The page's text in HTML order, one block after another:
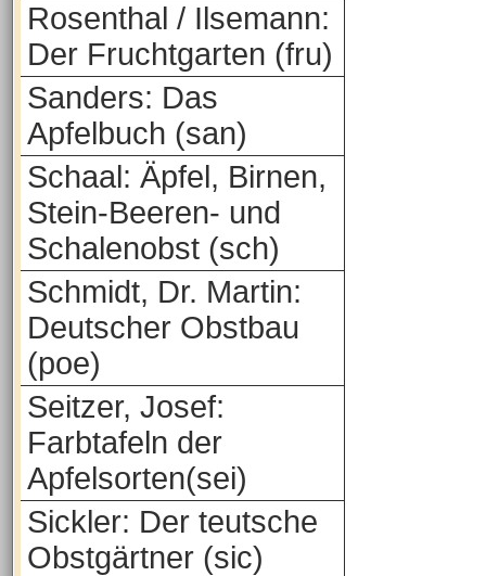
Rosenthal / Ilsemann:
Der Fruchtgarten (fru)
Sanders: Das
Apfelbuch (san)
Schaal: Äpfel, Birnen,
Stein-Beeren- und
Schalenobst (sch)
Schmidt, Dr. Martin:
Deutscher Obstbau
(poe)
Seitzer, Josef:
Farbtafeln der
Apfelsorten(sei)
Sickler: Der teutsche
Obstgärtner (sic)